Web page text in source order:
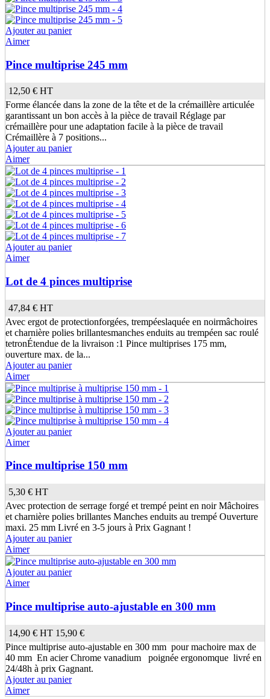
Ajouter au panier
Aimer
Pince multiprise 245 mm
12,50 € HT
Forme élancée dans la zone de la tête et de la crémaillère articulée
garantissant un bon accès à la pièce de travail Réglage par
crémaillère pour une adaptation facile à la pièce de travail
Crémaillère à 7 positions...
Ajouter au panier
Aimer
Ajouter au panier
Aimer
Lot de 4 pinces multiprise
47,84 € HT
Avec ergot de protectionforgées, trempéeslaquée en noirmâchoires
et charnière polies brillantesmanches enduits au trempéen sac roulé
tetronÉtendue de la livraison :1 Pince multiprises 175 mm,
ouverture max. de la...
Ajouter au panier
Aimer
Ajouter au panier
Aimer
Pince multiprise 150 mm
5,30 € HT
Avec protection de serrage forgé et trempé peint en noir Mâchoires
et charnière polies brillantes Manches enduits au trempé Ouverture
maxi. 25 mm Livré en 3-5 jours à Prix Gagnant !
Ajouter au panier
Aimer
Ajouter au panier
Aimer
Pince multiprise auto-ajustable en 300 mm
14,90 € HT 15,90 €
Pince multiprise auto-ajustable en 300 mm pour machoire max de
40 mm En acier Chrome vanadium poignée ergonomque livré en
24/48h à prix Gagnant.
Ajouter au panier
Aimer